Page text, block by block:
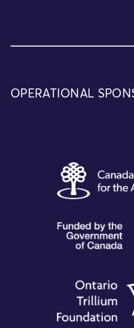
OPERATIONAL